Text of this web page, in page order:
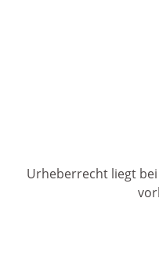
Urheberrecht liegt